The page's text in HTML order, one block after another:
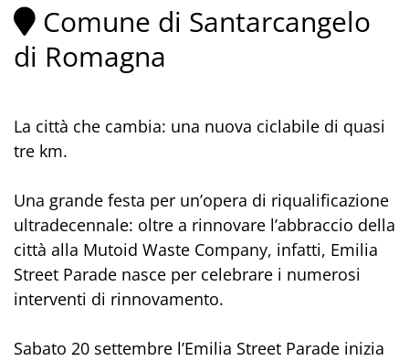
Comune di Santarcangelo
di Romagna
La città che cambia: una nuova ciclabile di quasi
tre km.
Una grande festa per un’opera di riqualificazione
ultradecennale: oltre a rinnovare l’abbraccio della
città alla Mutoid Waste Company, infatti, Emilia
Street Parade nasce per celebrare i numerosi
interventi di rinnovamento.
Sabato 20 settembre l’Emilia Street Parade inizia